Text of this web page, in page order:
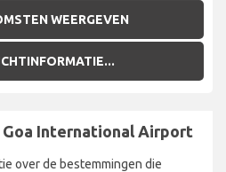
WEERGEVEN
Goa International Airport
over de bestemmingen die